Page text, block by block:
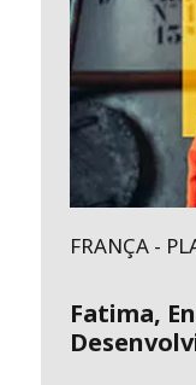
FRANÇA -
Fatima,